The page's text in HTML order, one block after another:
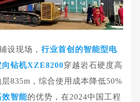
设现场， 行业首创的智能型电
向钻机XZE8200穿越岩石硬度高
835m，综合使用成本降低50%
效智能的优势，在2024中国工程